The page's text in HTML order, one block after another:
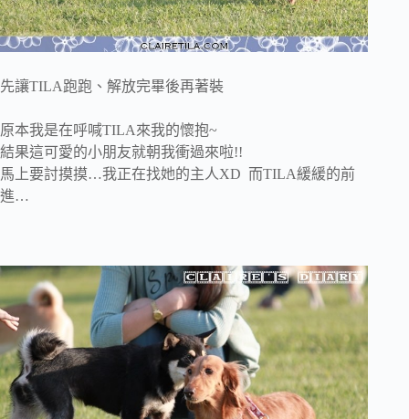
先讓TILA跑跑、解放完畢後再著裝
原本我是在呼喊TILA來我的懷抱~
結果這可愛的小朋友就朝我衝過來啦!!
馬上要討摸摸…我正在找她的主人XD 而TILA緩緩的前
進…